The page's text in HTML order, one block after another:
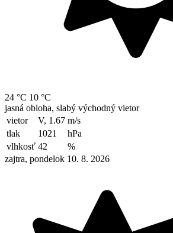
24 °C 10 °C
jasná obloha, slabý východný vietor
vietor
V, 1.67 m/s
tlak
1021
hPa
vlhkosť 42
%
zajtra, pondelok 10. 8. 2026